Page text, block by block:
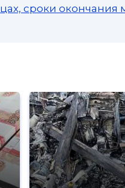
сроки окончания